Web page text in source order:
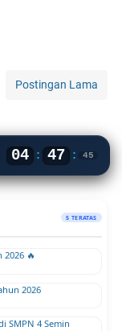
Postingan Lama
04 : 47 : 46
5 TERATAS
🔥
2026
SMPN 4 Semin